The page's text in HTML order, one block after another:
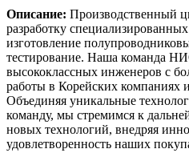
Описание: Производственный
разработку
изготовление
тестирование. Наша команда
высококлассных инженеров с
работы в Корейских компаниях
Объединяя уникальные
команду, мы стремимся к
новых технологий, внедряя
удовлетворенность наших